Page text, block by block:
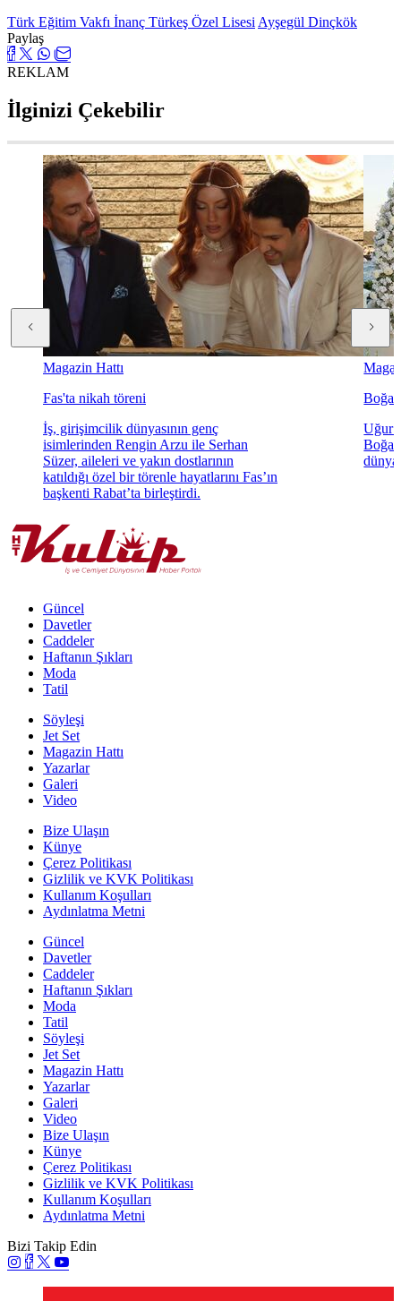
Türk Eğitim Vakfı İnanç Türkeş Özel Lisesi Ayşegül Dinçkök
Paylaş
REKLAM
İlginizi Çekebilir
Magazin Hattı
Fas'ta nikah töreni
İş, girişimcilik dünyasının genç
isimlerinden Rengin Arzu ile Serhan
Süzer, aileleri ve yakın dostlarının
katıldığı özel bir törenle hayatlarını Fas’ın
başkenti Rabat’ta birleştirdi.
Uğur
Güncel
Davetler
Caddeler
Haftanın Şıkları
Moda
Tatil
Söyleşi
Jet Set
Magazin Hattı
Yazarlar
Galeri
Video
Bize Ulaşın
Künye
Çerez Politikası
Gizlilik ve KVK Politikası
Kullanım Koşulları
Aydınlatma Metni
Güncel
Davetler
Caddeler
Haftanın Şıkları
Moda
Tatil
Söyleşi
Jet Set
Magazin Hattı
Yazarlar
Galeri
Video
Bize Ulaşın
Künye
Çerez Politikası
Gizlilik ve KVK Politikası
Kullanım Koşulları
Aydınlatma Metni
Bizi Takip Edin